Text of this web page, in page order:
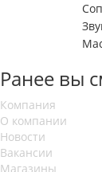
Ранее вы
Компания
О компании
Новости
Вакансии
Магазины